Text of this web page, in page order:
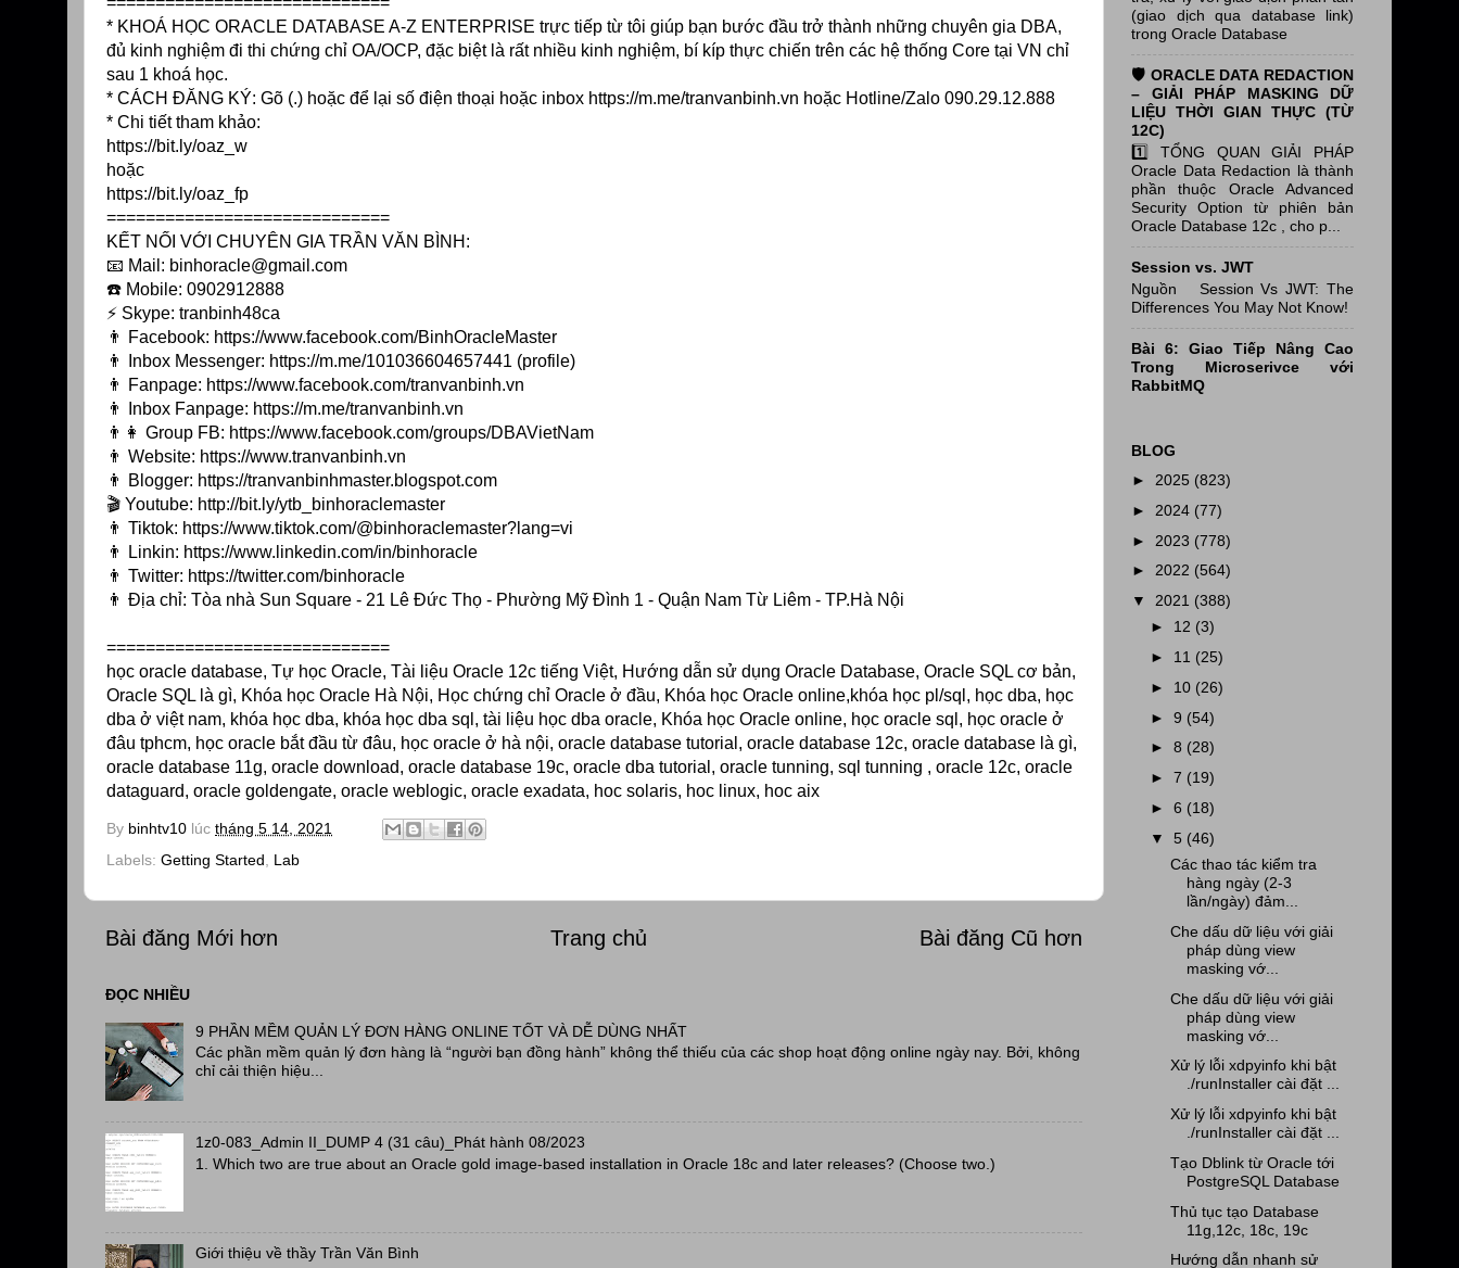
* KHOÁ HỌC ORACLE DATABASE A-Z ENTERPRISE trực tiếp từ tôi giúp bạn bước đầu trở thành những chuyên gia DBA,
đủ kinh nghiệm đi thi chứng chỉ OA/OCP, đặc biệt là rất nhiều kinh nghiệm, bí kíp thực chiến trên các hệ thống Core tại VN chỉ
sau 1 khoá học.
* CÁCH ĐĂNG KÝ: Gõ (.) hoặc để lại số điện thoại hoặc inbox https://m.me/tranvanbinh.vn hoặc Hotline/Zalo 090.29.12.888
* Chi tiết tham khảo:
https://bit.ly/oaz_w
hoặc
https://bit.ly/oaz_fp
=============================
KẾT NỐI VỚI CHUYÊN GIA TRẦN VĂN BÌNH:
📧 Mail: binhoracle@gmail.com
☎️ Mobile: 0902912888
⚡️ Skype: tranbinh48ca
👨 Facebook: https://www.facebook.com/BinhOracleMaster
👨 Inbox Messenger: https://m.me/101036604657441 (profile)
👨 Fanpage: https://www.facebook.com/tranvanbinh.vn
👨 Inbox Fanpage: https://m.me/tranvanbinh.vn
👨👩 Group FB: https://www.facebook.com/groups/DBAVietNam
👨 Website: https://www.tranvanbinh.vn
👨 Blogger: https://tranvanbinhmaster.blogspot.com
🎬 Youtube: http://bit.ly/ytb_binhoraclemaster
👨 Tiktok: https://www.tiktok.com/@binhoraclemaster?lang=vi
👨 Linkin: https://www.linkedin.com/in/binhoracle
👨 Twitter: https://twitter.com/binhoracle
👨 Địa chỉ: Tòa nhà Sun Square - 21 Lê Đức Thọ - Phường Mỹ Đình 1 - Quận Nam Từ Liêm - TP.Hà Nội
=============================
học oracle database, Tự học Oracle, Tài liệu Oracle 12c tiếng Việt, Hướng dẫn sử dụng Oracle Database, Oracle SQL cơ bản,
Oracle SQL là gì, Khóa học Oracle Hà Nội, Học chứng chỉ Oracle ở đầu, Khóa học Oracle online,khóa học pl/sql, học dba, học
dba ở việt nam, khóa học dba, khóa học dba sql, tài liệu học dba oracle, Khóa học Oracle online, học oracle sql, học oracle ở
đâu tphcm, học oracle bắt đầu từ đâu, học oracle ở hà nội, oracle database tutorial, oracle database 12c, oracle database là gì,
oracle database 11g, oracle download, oracle database 19c, oracle dba tutorial, oracle tunning, sql tunning , oracle 12c, oracle
dataguard, oracle goldengate, oracle weblogic, oracle exadata, hoc solaris, hoc linux, hoc aix
By binhtv10 lúc tháng 5 14, 2021
Labels: Getting Started Lab
Bài đăng Mới hơn Bài đăng Cũ hơn
Trang chủ
ĐỌC NHIỀU
9 PHẦN MỀM QUẢN LÝ ĐƠN HÀNG ONLINE TỐT VÀ DỄ DÙNG NHẤT
Các phần mềm quản lý đơn hàng là “người bạn đồng hành” không thể thiếu của các shop hoạt động online ngày nay. Bởi, không
chỉ cải thiện hiệu...
1z0-083_Admin II_DUMP 4 (31 câu)_Phát hành 08/2023
1. Which two are true about an Oracle gold image-based installation in Oracle 18c and later releases? (Choose two.)
Giới thiệu về thầy Trần Văn Bình
(giao dịch qua database link)
trong Oracle Database
🛡️ ORACLE DATA REDACTION
– GIẢI PHÁP MASKING DỮ
LIỆU THỜI GIAN THỰC (TỪ
12C)
1️⃣ TỔNG QUAN GIẢI PHÁP
Oracle Data Redaction là thành
phần thuộc Oracle Advanced
Security Option từ phiên bản
Oracle Database 12c , cho p...
Session vs. JWT
Nguồn Session Vs JWT: The
Differences You May Not Know!
Bài 6: Giao Tiếp Nâng Cao
Trong Microserivce với
RabbitMQ
BLOG
► 2025 (823)
► 2024 (77)
► 2023 (778)
► 2022 (564)
▼ 2021 (388)
► 12 (3)
► 11 (25)
► 10 (26)
►9 (54)
►8 (28)
►7 (19)
►6 (18)
▼5 (46)
Các thao tác kiểm tra
hàng ngày (2-3
lần/ngày) đảm...
Che dấu dữ liệu với giải
pháp dùng view
masking vớ...
Che dấu dữ liệu với giải
pháp dùng view
masking vớ...
Xử lý lỗi xdpyinfo khi bật
./runInstaller cài đặt ...
Xử lý lỗi xdpyinfo khi bật
./runInstaller cài đặt ...
Tạo Dblink từ Oracle tới
PostgreSQL Database
Thủ tục tạo Database
11g,12c, 18c, 19c
Hướng dẫn nhanh sử